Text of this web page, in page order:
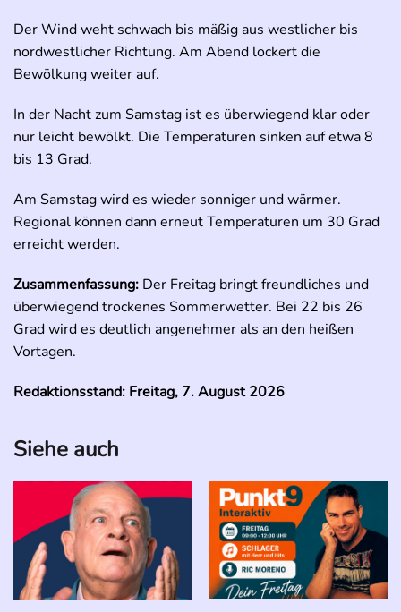
Der Wind weht schwach bis mäßig aus westlicher bis
nordwestlicher Richtung. Am Abend lockert die
Bewölkung weiter auf.
In der Nacht zum Samstag ist es überwiegend klar oder
nur leicht bewölkt. Die Temperaturen sinken auf etwa 8
bis 13 Grad.
Am Samstag wird es wieder sonniger und wärmer.
Regional können dann erneut Temperaturen um 30 Grad
erreicht werden.
Zusammenfassung: Der Freitag bringt freundliches und
überwiegend trockenes Sommerwetter. Bei 22 bis 26
Grad wird es deutlich angenehmer als an den heißen
Vortagen.
Redaktionsstand: Freitag, 7. August 2026
Siehe auch